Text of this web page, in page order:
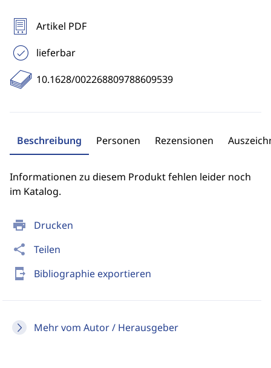
print Drucken
share Teilen
send_to_mobile Bibliographie exportieren
Mehr vom Autor / Herausgeber
Artikel PDF
lieferbar
10.1628/002268809788609539
Beschreibung Personen Rezensionen
Informationen zu diesem Produkt fehlen leider noch
im Katalog.